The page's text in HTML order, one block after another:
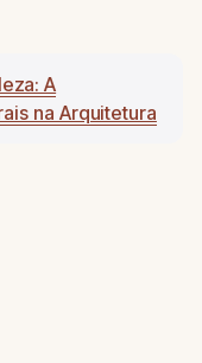
A
na Arquitetura